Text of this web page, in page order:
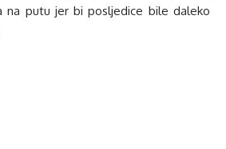
na putu jer bi posljedice bile daleko